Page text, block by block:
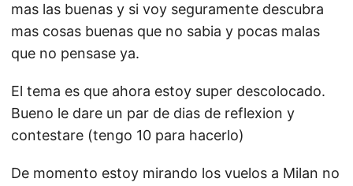
mas las buenas y si voy seguramente descubra
mas cosas buenas que no sabia y pocas malas
que no pensase ya.
El tema es que ahora estoy super descolocado.
Bueno le dare un par de dias de reflexion y
contestare (tengo 10 para hacerlo)
De momento estoy mirando los vuelos a Milan no